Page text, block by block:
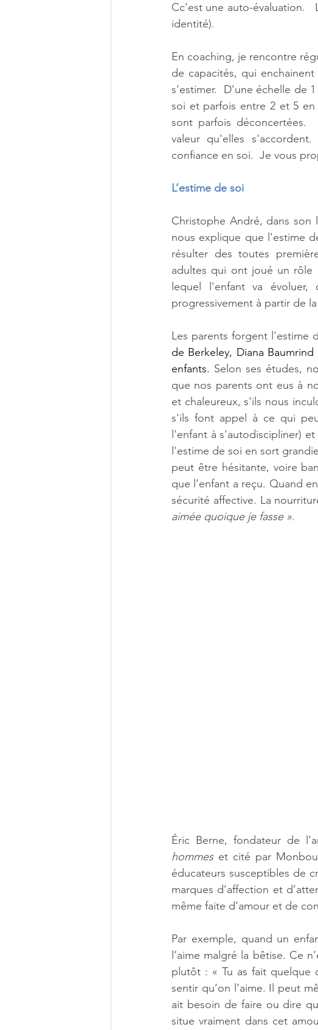
Cc’est une auto-évaluation.
identité).
En coaching, je rencontre
de capacités, qui
s’estimer.  D'une échelle de
soi et parfois entre 2 et 5
sont parfois déconcertées.
valeur qu'elles
confiance en soi.  Je vous
L’estime de soi
Christophe André, dans son
nous explique que l'estime
résulter des toutes
adultes qui ont joué un rôle
lequel l'enfant va
progressivement à partir de
Les parents forgent l'estime
de Berkeley, Diana
enfants. Selon ses études,
que nos parents ont eus à
et chaleureux, s'ils nous
s'ils font appel à ce qui
l'enfant à s'autodiscipliner)
l'estime de soi en sort
peut être hésitante, voire
que l’enfant a reçu. Quand
sécurité affective. La
aimée quoique je fasse ».
Éric Berne, fondateur de
hommes et cité par
éducateurs susceptibles de
marques d’affection et
même faite d’amour et de
Par exemple, quand un
l’aime malgré la bêtise. Ce
plutôt : « Tu as fait quelque
sentir qu’on l’aime. Il peut
ait besoin de faire ou dire
situe vraiment dans cet